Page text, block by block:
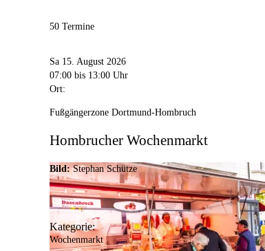
50 Termine
Sa 15. August 2026
07:00 bis 13:00 Uhr
Ort:
Fußgängerzone Dortmund-Hombruch
Hombrucher Wochenmarkt
Bild: Stephan Schütze
Kategorie:
Wochenmarkt